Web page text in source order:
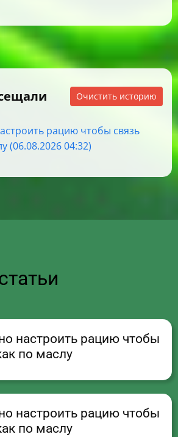
Очистить историю
рацию чтобы связь
(06.08.2026 04:32)
настроить рацию чтобы
по маслу
настроить рацию чтобы
по маслу